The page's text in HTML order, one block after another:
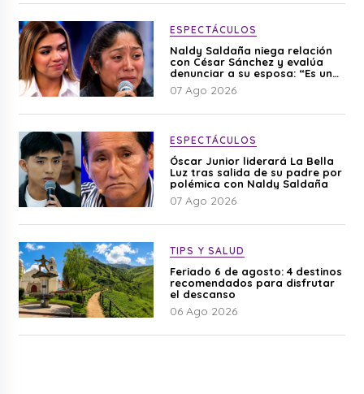
ESPECTÁCULOS
Naldy Saldaña niega relación
con César Sánchez y evalúa
denunciar a su esposa: “Es una
difamación”
07 Ago 2026
ESPECTÁCULOS
Óscar Junior liderará La Bella
Luz tras salida de su padre por
polémica con Naldy Saldaña
07 Ago 2026
TIPS Y SALUD
Feriado 6 de agosto: 4 destinos
recomendados para disfrutar
el descanso
06 Ago 2026